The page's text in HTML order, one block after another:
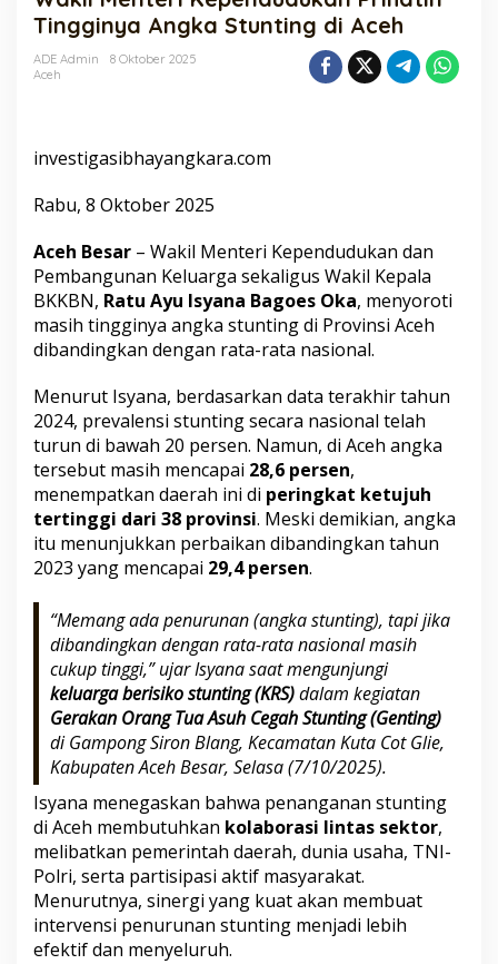
Prihatin
Tingginya
Angka
Tingginya Angka Stunting di Aceh
ADE Admin
8 Oktober 2025
Aceh
investigasibhayangkara.com
Rabu, 8 Oktober 2025
Aceh Besar – Wakil Menteri Kependudukan dan
Pembangunan Keluarga sekaligus Wakil Kepala
BKKBN, Ratu Ayu Isyana Bagoes Oka, menyoroti
masih tingginya angka stunting di Provinsi Aceh
dibandingkan dengan rata-rata nasional.
Menurut Isyana, berdasarkan data terakhir tahun
2024, prevalensi stunting secara nasional telah
turun di bawah 20 persen. Namun, di Aceh angka
tersebut masih mencapai 28,6 persen,
menempatkan daerah ini di peringkat ketujuh
tertinggi dari 38 provinsi. Meski demikian, angka
itu menunjukkan perbaikan dibandingkan tahun
2023 yang mencapai 29,4 persen.
“Memang ada penurunan (angka stunting), tapi jika
dibandingkan dengan rata-rata nasional masih
cukup tinggi,” ujar Isyana saat mengunjungi
keluarga berisiko stunting (KRS)dalam kegiatan
Gerakan Orang Tua Asuh Cegah Stunting (Genting)
di Gampong Siron Blang, Kecamatan Kuta Cot Glie,
Kabupaten Aceh Besar, Selasa (7/10/2025).
Isyana menegaskan bahwa penanganan stunting
di Aceh membutuhkan kolaborasi lintas sektor,
melibatkan pemerintah daerah, dunia usaha, TNI-
Polri, serta partisipasi aktif masyarakat.
Menurutnya, sinergi yang kuat akan membuat
intervensi penurunan stunting menjadi lebih
efektif dan menyeluruh.